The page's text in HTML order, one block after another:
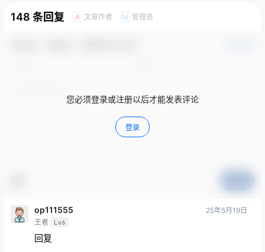
148 条回复 A 文章作者 M 管理员
您必须登录或注册以后才能发表评论
登录
op111555
王者 Lv6
25年5月19日
回复